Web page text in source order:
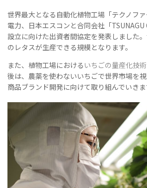
世界最大となる自動化植物工場「テクノフ
電力、日本エスコンと合同会社「
設立に向けた出資者間協定を発表しました
のレタスが生産できる規模となります。
また、植物工場における いちごの量産化技術
後は、農薬を使わないいちごで世界市場を視
商品ブランド開発に向けて取り組んでいきま